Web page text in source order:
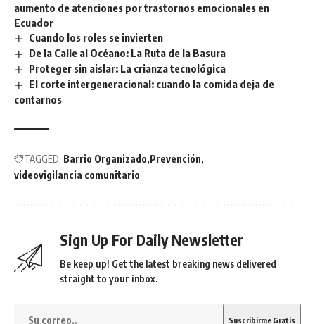
aumento de atenciones por trastornos emocionales en
Ecuador
Cuando los roles se invierten
De la Calle al Océano: La Ruta de la Basura
Proteger sin aislar: La crianza tecnológica
El corte intergeneracional: cuando la comida deja de
contarnos
TAGGED: Barrio Organizado Prevención
videovigilancia comunitario
Sign Up For Daily Newsletter
Be keep up! Get the latest breaking news delivered
straight to your inbox.